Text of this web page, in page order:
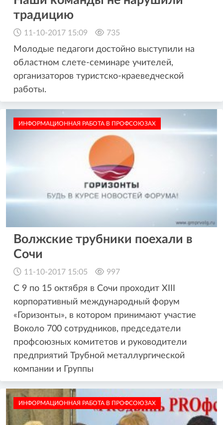
традицию
11-10-2017 15:09 735
Молодые педагоги достойно выступили на
областном слете-семинаре учителей,
организаторов туристско-краеведческой
работы.
ИНФОРМАЦИОННАЯ РАБОТА В ПРОФСОЮЗАХ
Волжские трубники поехали в
Сочи
11-10-2017 15:05 997
С 9 по 15 октября в Сочи проходит XIII
корпоративный международный форум
«Горизонты», в котором принимают участие
Воколо 700 сотрудников, председатели
профсоюзных комитетов и руководители
предприятий Трубной металлургической
компании и Группы
ИНФОРМАЦИОННАЯ РАБОТА В ПРОФСОЮЗАХ